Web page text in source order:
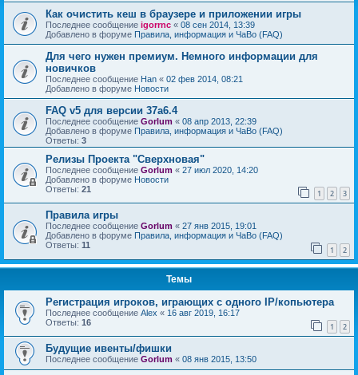
Как очистить кеш в браузере и приложении игры
Последнее сообщение igorrnc « 08 сен 2014, 13:39
Добавлено в форуме Правила, информация и ЧаВо (FAQ)
Для чего нужен премиум. Немного информации для
новичков
Последнее сообщение Han « 02 фев 2014, 08:21
Добавлено в форуме Новости
FAQ v5 для версии 37a6.4
Последнее сообщение Gorlum « 08 апр 2013, 22:39
Добавлено в форуме Правила, информация и ЧаВо (FAQ)
Ответы: 3
Релизы Проекта "Сверхновая"
Последнее сообщение Gorlum « 27 июл 2020, 14:20
Добавлено в форуме Новости
Ответы: 21 1 2 3
Правила игры
Последнее сообщение Gorlum « 27 янв 2015, 19:01
Добавлено в форуме Правила, информация и ЧаВо (FAQ)
Ответы: 11 1 2
Темы
Регистрация игроков, играющих с одного IP/копьютера
Последнее сообщение Alex « 16 авг 2019, 16:17
Ответы: 16 1 2
Будущие ивенты/фишки
Последнее сообщение Gorlum « 08 янв 2015, 13:50